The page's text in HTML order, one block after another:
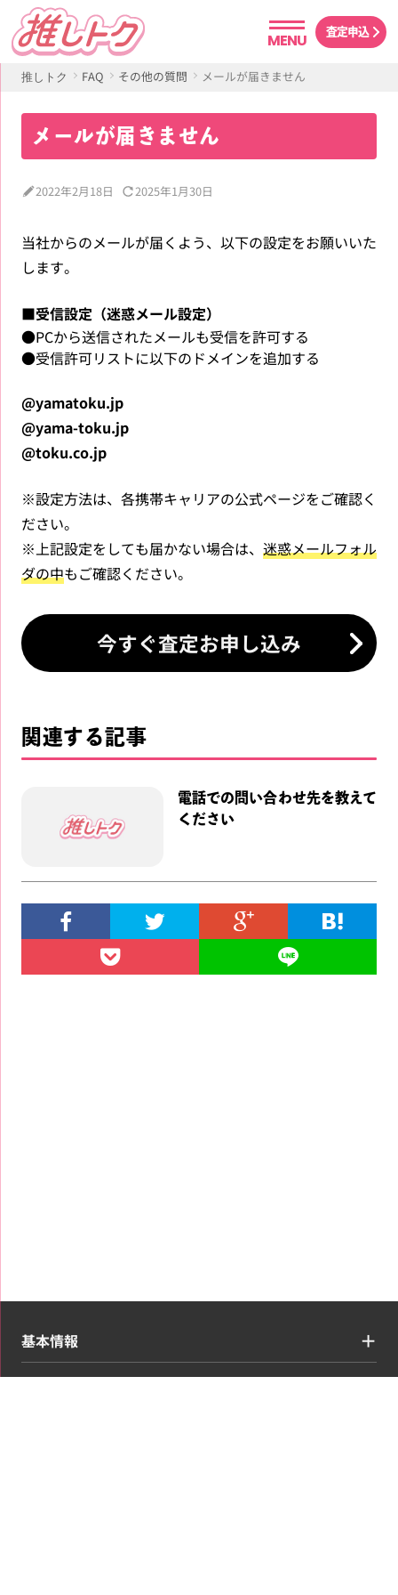
MENU
査定申込
推しトク FAQ その他の質問 メールが届きません
メールが届きません
2022年2月18日 2025年1月30日
当社からのメールが届くよう、以下の設定をお願いいた
します。
■受信設定（迷惑メール設定）
●PCから送信されたメールも受信を許可する
●受信許可リストに以下のドメインを追加する
@yamatoku.jp
@yama-toku.jp
@toku.co.jp
※設定方法は、各携帯キャリアの公式ページをご確認く
ださい。
※上記設定をしても届かない場合は、 迷惑メールフォル
ダの中もご確認ください。
今すぐ査定お申し込み
関連する記事
電話での問い合わせ先を教えて
ください
基本情報